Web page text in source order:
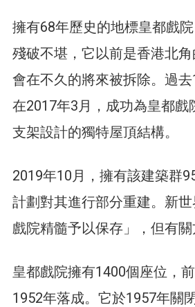
擁有68年歷史的地標皇都戲
殘破不堪，它以前是香港北
會在不久的將來被拆除。過
在2017年3月，成功為皇都戲
支架設計的獨特屋頂結構。
2019年10月，擁有該建築群
計劃對其進行部分重建。新
戲院精髓予以保存」，但有關
皇都戲院擁有1400個座位，
1952年落成。它於1957年關